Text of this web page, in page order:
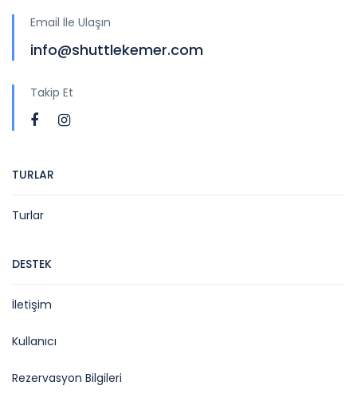
Email İle Ulaşın
info@shuttlekemer.com
Takip Et
TURLAR
Turlar
DESTEK
İletişim
Kullanıcı
Rezervasyon Bilgileri